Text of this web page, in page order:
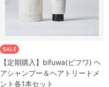
【定期購入】bifuwa(ビフワ) ヘ
アシャンプー＆ヘアトリートメ
ント各1本セット